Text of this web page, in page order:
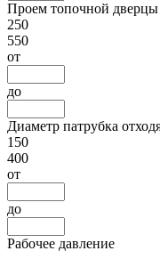
Проем топочной
250
550
от
до
Диаметр патрубка
150
400
от
до
Рабочее давление